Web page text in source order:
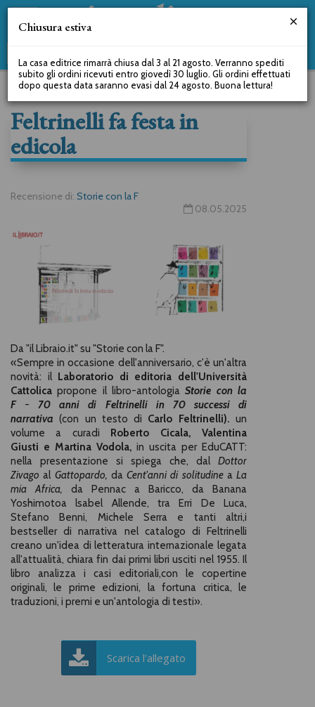
Feltrinelli fa festa in
edicola
Recensione di: Storie con la F
08.05.2025
Da "il Libraio.it" su "Storie con la F".
«Sempre in occasione dell'anniversario, c'è un'altra
novità: il Laboratorio di editoria dell'Università
Cattolicapropone il libro-antologiaStorie con la
F -70 anni di Feltrinelli in 70 successi di
narrativa(con un testo di Carlo Feltrinelli).un
volume a curadi Roberto Cicala,Valentina
Giusti e Martina Vodola,in uscita per EduCATT:
nella presentazione si spiega che, dal Dottor
Zivagoal Gattopardo, da Cent'anni di solitudine a La
mia Africa, da Pennac a Baricco, da Banana
Yoshimotoa lsabel Allende, tra Erri De Luca,
Stefano Benni, Michele Serra e tanti altri,i
bestseller di narrativa nel catalogo di Feltrinelli
creano un'idea di letteratura internazionale legata
all'attualità, chiara fin dai primi libri usciti nel 1955. Il
libro analizza i casi editoriali,con le copertine
originali, le prime edizioni, la fortuna critica, le
traduzioni, i premi e un'antologia di testi».
Scarica l'allegato
Chiusura estiva
La casa editrice rimarrà chiusa dal 3 al 21 agosto. Verranno spediti
subito gli ordini ricevuti entro giovedì 30 luglio. Gli ordini effettuati
dopo questa data saranno evasi dal 24 agosto. Buona lettura!